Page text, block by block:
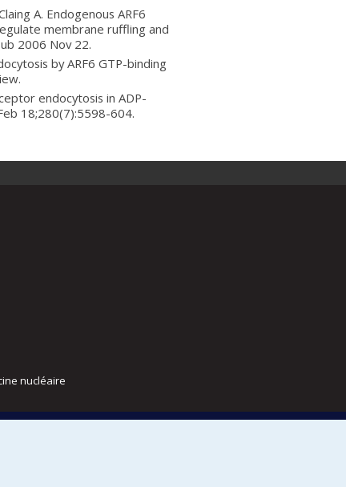
A. Endogenous ARF6
membrane ruffling and
2006 Nov 22.
by ARF6 GTP-binding
endocytosis in ADP-
18;280(7):5598-604.
nucléaire